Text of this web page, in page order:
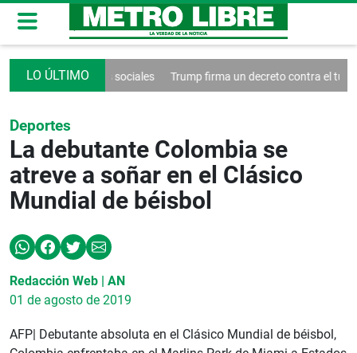
de las redes sociales Trump firma un decreto contra el turismo
Deportes
La debutante Colombia se
atreve a soñar en el Clásico
Mundial de béisbol
Redacción Web | AN
01 de agosto de 2019
AFP| Debutante absoluta en el Clásico Mundial de béisbol,